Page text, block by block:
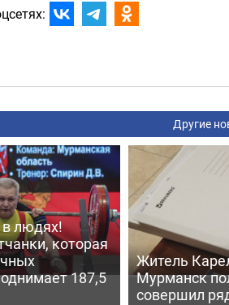
Другие
людях!
которая
187,5
Житель
Мурманск
совершил